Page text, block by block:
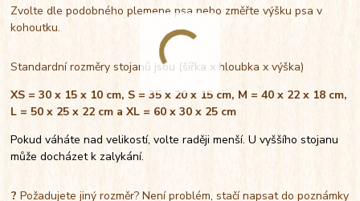
Zvolte dle podobného plemene psa nebo změřte výšku psa v
kohoutku.
Standardní rozměry stojanů jsou (šířka x hloubka x výška)
XS = 30 x 15 x 10 cm, S = 35 x 20 x 15 cm, M = 40 x 22 x 18 cm,
L = 50 x 25 x 22 cm a XL = 60 x 30 x 25 cm
Pokud váháte nad velikostí, volte raději menší. U vyššího stojanu
může docházet k zalykání.
? Požadujete jiný rozměr? Není problém, stačí napsat do poznámky